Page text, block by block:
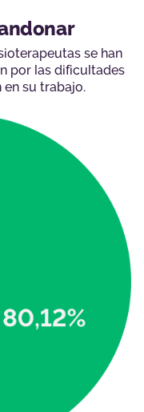
se han
por las dificultades
su trabajo.